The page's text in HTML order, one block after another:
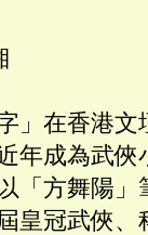
」在香港文
年成為武俠
「方舞陽」
皇冠武俠、